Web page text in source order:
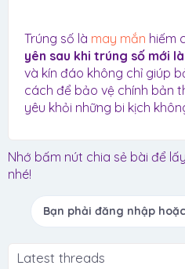
Trúng số là may mắn hiếm
yên sau khi trúng số mới
và kín đáo không chỉ giúp
cách để bảo vệ chính bản
yêu khỏi những bi kịch
Nhớ bấm nút chia sẻ bài để
nhé!
Bạn phải đăng nhập
Latest threads